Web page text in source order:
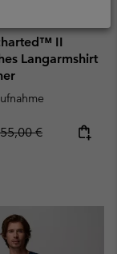
II
Langarmshirt
Regular price:
55,00 €